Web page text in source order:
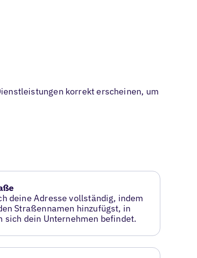
korrekt erscheinen, um
deine Adresse vollständig, indem
Straßennamen hinzufügst, in
sich dein Unternehmen befindet.